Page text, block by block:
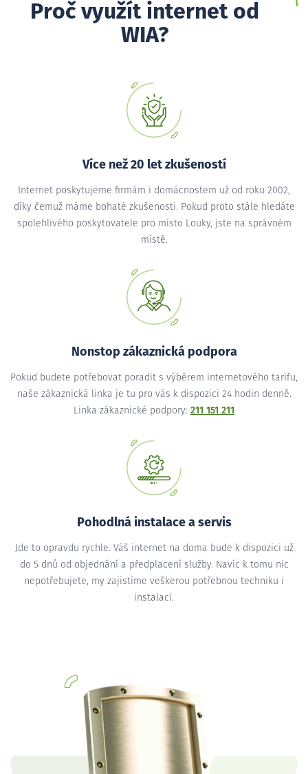
Proč využít internet od
WIA?
Více než 20 let zkušeností
Internet poskytujeme firmám i domácnostem už od roku 2002,
díky čemuž máme bohaté zkušenosti. Pokud proto stále hledáte
spolehlivého poskytovatele pro místo Louky, jste na správném
místě.
Nonstop zákaznická podpora
Pokud budete potřebovat poradit s výběrem internetového tarifu,
naše zákaznická linka je tu pro vás k dispozici 24 hodin denně.
Linka zákaznické podpory: 211 151 211
Pohodlná instalace a servis
Jde to opravdu rychle. Váš internet na doma bude k dispozici už
do 5 dnů od objednání a předplacení služby. Navíc k tomu nic
nepotřebujete, my zajistíme veškerou potřebnou techniku i
instalaci.